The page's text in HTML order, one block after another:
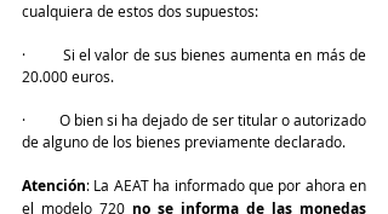
cualquiera de estos dos supuestos:
·         Si el valor de sus bienes aumenta en más de
20.000 euros.
·         O bien si ha dejado de ser titular o autorizado
de alguno de los bienes previamente declarado.
Atención: La AEAT ha informado que por ahora en
el modelo 720 no se informa de las monedas